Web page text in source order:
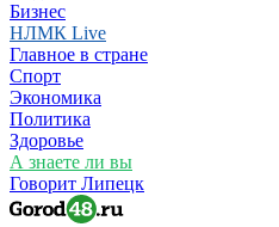
Бизнес
НЛМК Live
Главное в стране
Спорт
Экономика
Политика
Здоровье
А знаете ли вы
Говорит Липецк